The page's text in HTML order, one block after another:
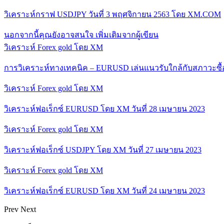
วิเคราะห์กราฟ USDJPY วันที่ 3 พฤศจิกายน 2563 โดย XM.COM
นอกจากนี้คุณยังอาจสนใจ เพิ่มเติมจากผู้เขียน
วิเคราะห์ Forex gold โดย XM
การวิเคราะห์ทางเทคนิค – EURUSD เล่นแนวรับใกล้กับสภาวะซื้
วิเคราะห์ Forex gold โดย XM
วิเคราะห์ฟอเร็กซ์ EURUSD โดย XM วันที่ 28 เมษายน 2023
วิเคราะห์ Forex gold โดย XM
วิเคราะห์ฟอเร็กซ์ USDJPY โดย XM วันที่ 27 เมษายน 2023
วิเคราะห์ Forex gold โดย XM
วิเคราะห์ฟอเร็กซ์ EURUSD โดย XM วันที่ 24 เมษายน 2023
Prev Next